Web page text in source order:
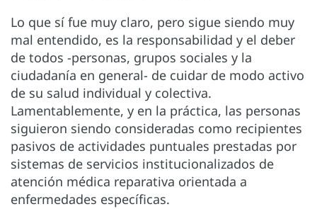
Lo que sí fue muy claro, pero sigue siendo muy
mal entendido, es la responsabilidad y el deber
de todos -personas, grupos sociales y la
ciudadanía en general- de cuidar de modo activo
de su salud individual y colectiva.
Lamentablemente, y en la práctica, las personas
siguieron siendo consideradas como recipientes
pasivos de actividades puntuales prestadas por
sistemas de servicios institucionalizados de
atención médica reparativa orientada a
enfermedades específicas.